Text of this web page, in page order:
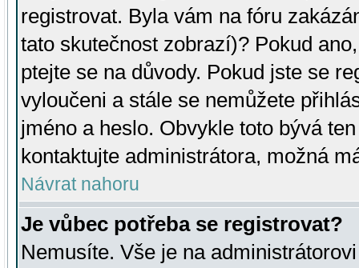
registrovat. Byla vám na fóru
tato skutečnost zobrazí)? Pokud
ptejte se na důvody. Pokud jste se
vyloučeni a stále se nemůžete
jméno a heslo. Obvykle toto bývá
kontaktujte administrátora, možná
Návrat nahoru
Je vůbec potřeba se registrovat?
Nemusíte. Vše je na